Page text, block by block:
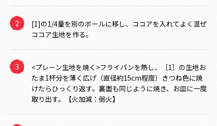
[1]の1/4量を別のボールに移し、ココアを入れてよく混ぜ
ココア生地を作る。
<プレーン生地を焼く>フライパンを熱し、［1］の生地お
たま1杯分を薄く広げ（直径約15cm程度）きつね色に焼
けたらひっくり返す。裏面も同じように焼き、お皿に一度
取り出す。【火加減：弱火】